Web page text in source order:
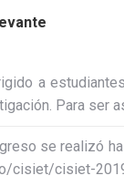
a
Para ser
se realizó
cisiet/cisiet-